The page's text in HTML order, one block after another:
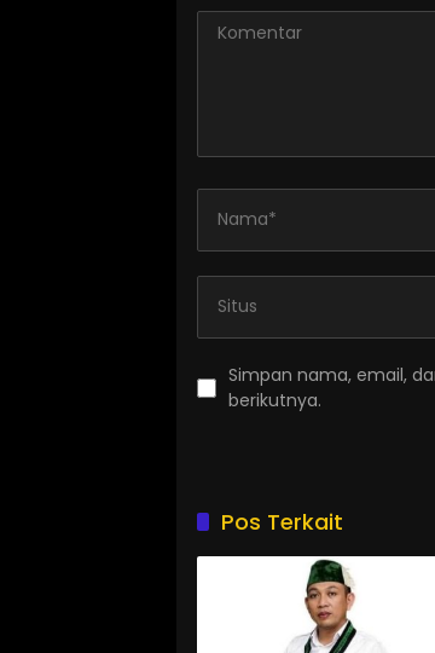
Simpan nama, email,
berikutnya.
Pos Terkait